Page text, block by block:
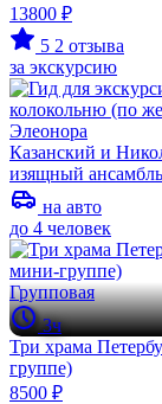
13800 ₽
5 2 отзыва
за экскурсию
Элеонора
Казанский и
изящный
на авто
до 4 человек
Групповая
3ч
Три храма
группе)
8500 ₽